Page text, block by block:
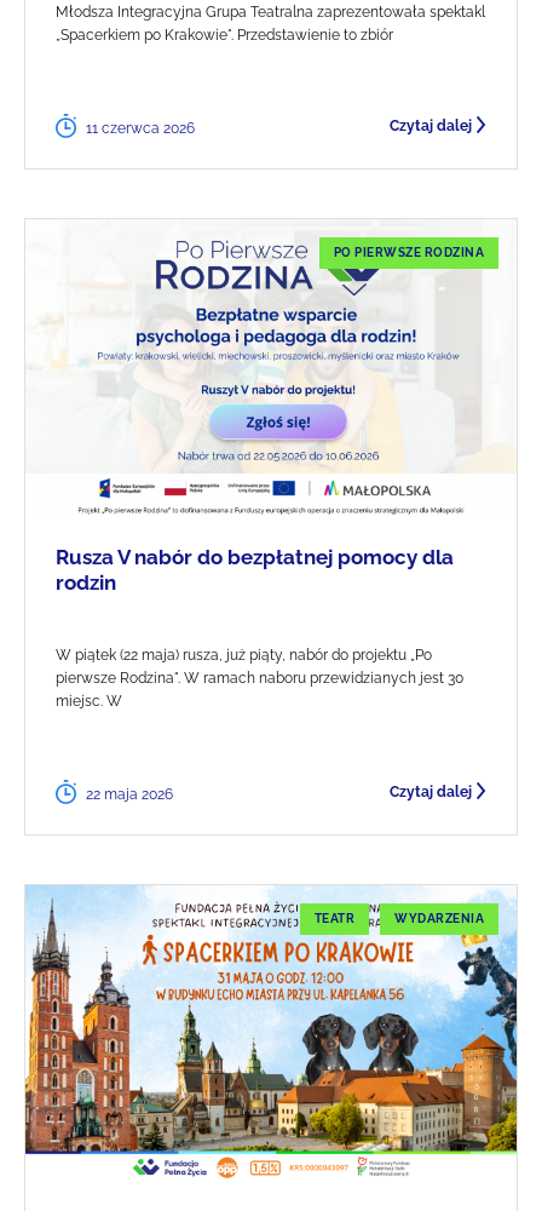
Młodsza Integracyjna Grupa Teatralna zaprezentowała spektakl
„Spacerkiem po Krakowie". Przedstawienie to zbiór
11 czerwca 2026 Czytaj dalej
PO PIERWSZE RODZINA
Rusza V nabór do bezpłatnej pomocy dla
rodzin
W piątek (22 maja) rusza, już piąty, nabór do projektu „Po
pierwsze Rodzina". W ramach naboru przewidzianych jest 30
miejsc. W
22 maja 2026 Czytaj dalej
TEATR WYDARZENIA